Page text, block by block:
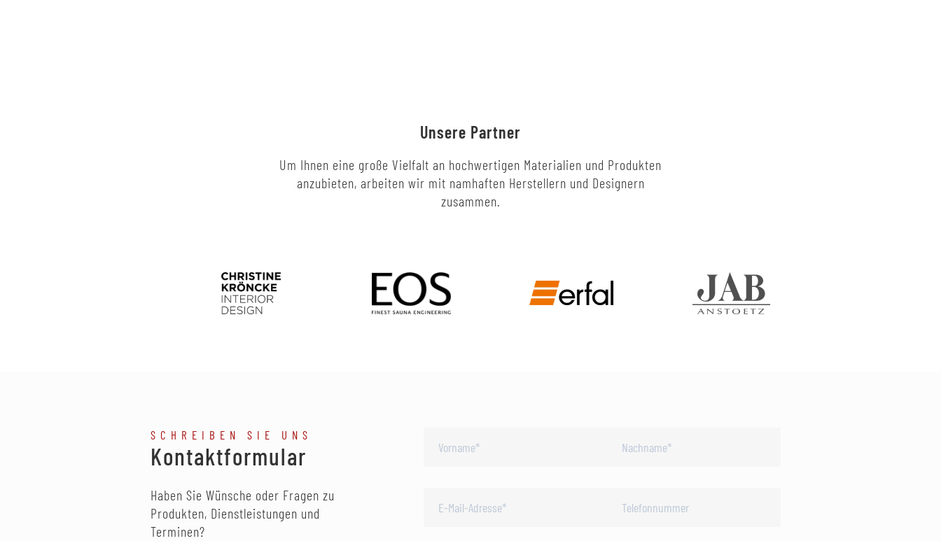
Unsere Partner
Um Ihnen eine große Vielfalt an hochwertigen Materialien und Produkten
anzubieten, arbeiten wir mit namhaften Herstellern und Designern
zusammen.
SCHREIBEN SIE UNS
Kontaktformular
Haben Sie Wünsche oder Fragen zu
Produkten, Dienstleistungen und
Terminen?